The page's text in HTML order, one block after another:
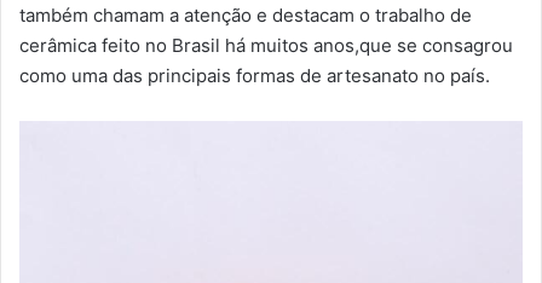
também chamam a atenção e destacam o trabalho de
cerâmica feito no Brasil há muitos anos,que se consagrou
como uma das principais formas de artesanato no país.